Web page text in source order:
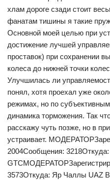
хлам дороге сзади стоит
фанатам тишины я такие
Основной моей целью при
достижение лучшей
проставок) при сохранении
колеса до нижней точки
Улучшилась ли
понял, хотя проехал уже
режимах, но по
динамика торможения. Так
расскажу чуть позже, но в
устраивает.
2004Сообщения:
3573Откуда: Яр Чаллы UAZ